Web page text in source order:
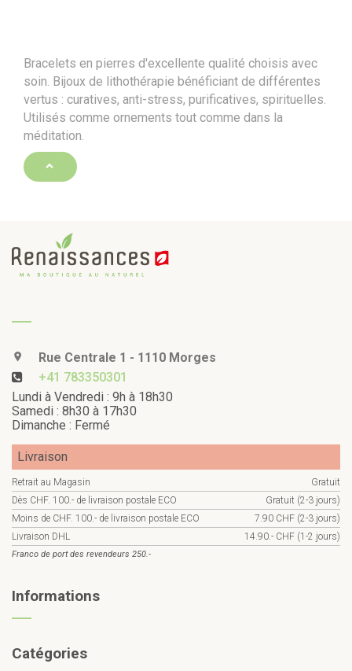
Bracelets en pierres d'excellente qualité choisis avec
soin. Bijoux de lithothérapie bénéficiant de différentes
vertus : curatives, anti-stress, purificatives, spirituelles.
Utilisés comme ornements tout comme dans la
méditation.
Rue Centrale 1 - 1110 Morges
+41 783350301
Lundi à Vendredi : 9h à 18h30
Samedi : 8h30 à 17h30
Dimanche : Fermé
Livraison
Retrait au Magasin
Gratuit
Dès CHF. 100.- de livraison postale ECO
Gratuit (2-3 jours)
Moins de CHF. 100.- de livraison postale ECO
7.90 CHF (2-3 jours)
Livraison DHL
14.90.- CHF (1-2 jours)
Franco de port des revendeurs 250.-
Informations
Catégories